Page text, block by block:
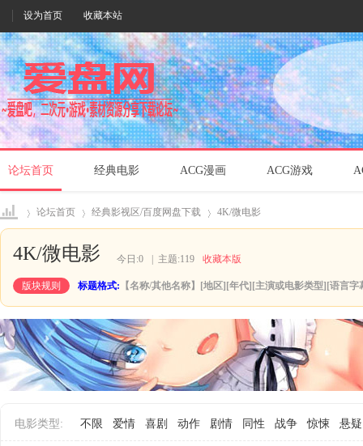
设为首页 收藏本站
论坛首页 经典电影 ACG漫画 ACG游戏
爱盘 »
论坛首页
›
经典影视区/百度网盘下载
›
4K/微电影
4K/微电影 今日:0 主题:119 收藏本版
版块规则 标题格式: 【名称/其他名称】[地区][年代][主演或电影类型][语言
电影类型: 不限 爱情 喜剧 动作 剧情 同性 战争 惊悚 悬疑